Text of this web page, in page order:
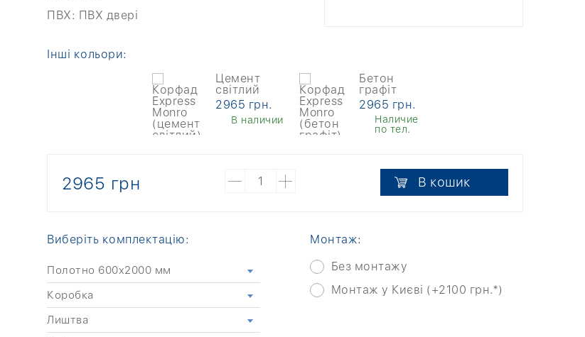
ПВХ: ПВХ двері
Інші кольори:
Цемент
світлий
2965 грн.
В наличии
Бетон
графіт
2965 грн.
Наличие
по тел.
2965 грн В кошик
Виберіть комплектацію:
Полотно 600x2000 мм
Коробка
Лиштва
Монтаж:
Без монтажу
Монтаж у Києві (+2100 грн.*)